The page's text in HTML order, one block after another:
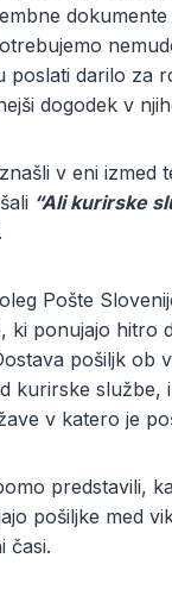
poslati darilo za
dogodek v
v eni izmed
“Ali kurirske
Pošte
ki ponujajo hitro
pošiljk ob
kurirske službe,
v katero je
predstavili,
pošiljke med
časi.